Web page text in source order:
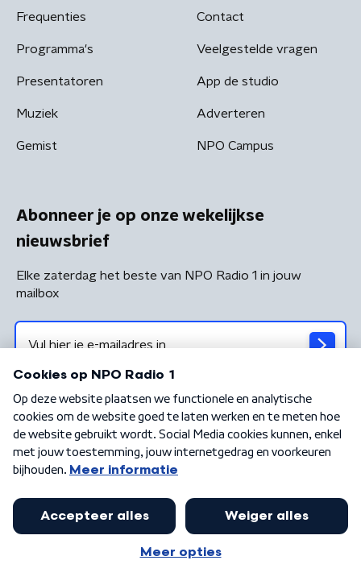
Frequenties
Programma's
Presentatoren
Muziek
Gemist
Contact
Veelgestelde vragen
App de studio
Adverteren
NPO Campus
Abonneer je op onze wekelijkse
nieuwsbrief
Elke zaterdag het beste van NPO Radio 1 in jouw
mailbox
Algemene voorwaarden